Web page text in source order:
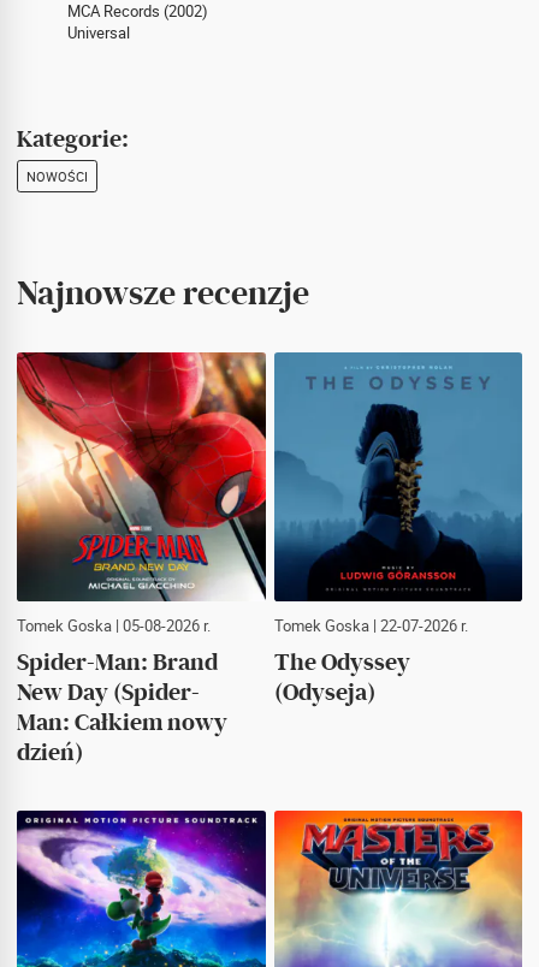
MCA Records (2002)
Universal
Kategorie:
NOWOŚCI
Najnowsze recenzje
Tomek Goska | 05-08-2026 r.
Spider-Man: Brand
New Day (Spider-
Man: Całkiem nowy
dzień)
Tomek Goska| 22-07-2026 r.
The Odyssey
(Odyseja)